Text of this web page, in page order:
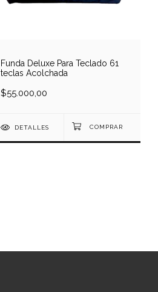
Funda Deluxe Para Teclado 61
teclas Acolchada
$55.000,00
DETALLES